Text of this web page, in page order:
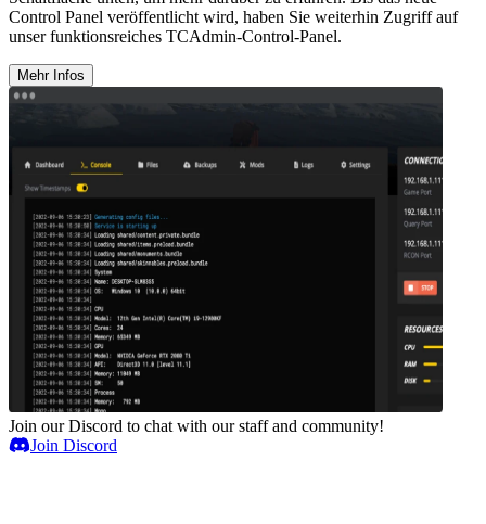
Control Panel veröffentlicht wird, haben Sie weiterhin Zugriff auf
unser funktionsreiches TCAdmin-Control-Panel.
Mehr Infos
Join our Discord to chat with our staff and community!
Join Discord